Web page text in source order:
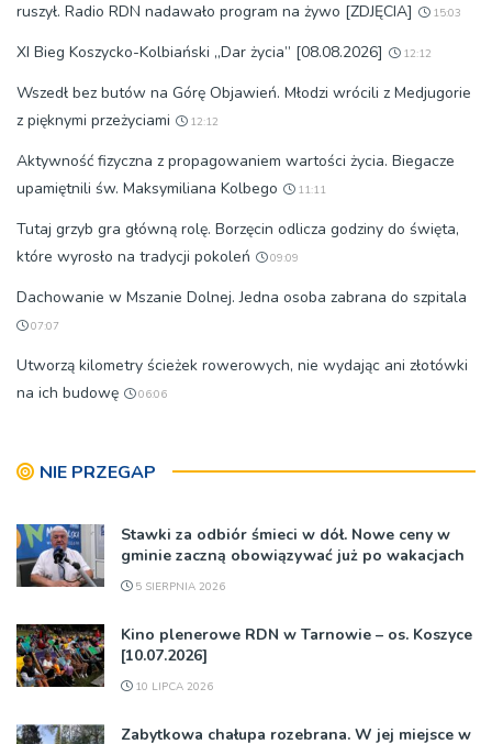
ruszył. Radio RDN nadawało program na żywo [ZDJĘCIA]
15:03
XI Bieg Koszycko-Kolbiański „Dar życia” [08.08.2026] 12:12
Wszedł bez butów na Górę Objawień. Młodzi wrócili z Medjugorie
z pięknymi przeżyciami
12:12
Aktywność fizyczna z propagowaniem wartości życia. Biegacze
upamiętnili św. Maksymiliana Kolbego
11:11
Tutaj grzyb gra główną rolę. Borzęcin odlicza godziny do święta,
które wyrosło na tradycji pokoleń
09:09
Dachowanie w Mszanie Dolnej. Jedna osoba zabrana do szpitala
07:07
Utworzą kilometry ścieżek rowerowych, nie wydając ani złotówki
na ich budowę
06:06
NIE PRZEGAP
Stawki za odbiór śmieci w dół. Nowe ceny w
gminie zaczną obowiązywać już po wakacjach
5 SIERPNIA 2026
Kino plenerowe RDN w Tarnowie – os. Koszyce
[10.07.2026]
10 LIPCA 2026
Zabytkowa chałupa rozebrana. W jej miejsce w